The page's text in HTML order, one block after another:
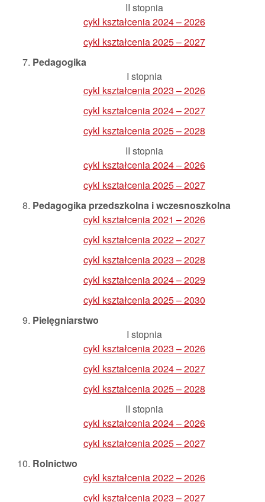
II stopnia
cykl kształcenia 2024 – 2026
cykl kształcenia 2025 – 2027
Pedagogika
I stopnia
cykl kształcenia 2023 – 2026
cykl kształcenia 2024 – 2027
cykl kształcenia 2025 – 2028
II stopnia
cykl kształcenia 2024 – 2026
cykl kształcenia 2025 – 2027
Pedagogika przedszkolna i wczesnoszkolna
cykl kształcenia 2021 – 2026
cykl kształcenia 2022 – 2027
cykl kształcenia 2023 – 2028
cykl kształcenia 2024 – 2029
cykl kształcenia 2025 – 2030
Pielęgniarstwo
I stopnia
cykl kształcenia 2023 – 2026
cykl kształcenia 2024 – 2027
cykl kształcenia 2025 – 2028
II stopnia
cykl kształcenia 2024 – 2026
cykl kształcenia 2025 – 2027
Rolnictwo
cykl kształcenia 2022 – 2026
cykl kształcenia 2023 – 2027